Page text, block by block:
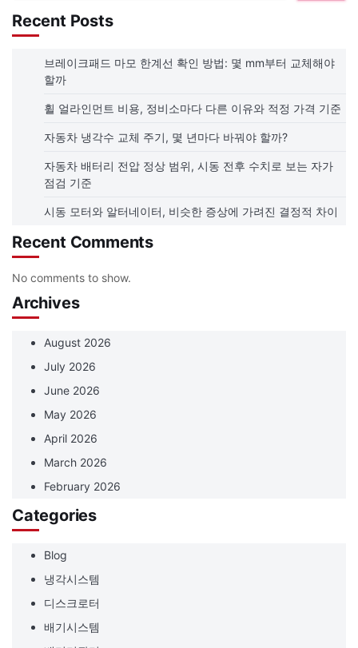
Recent Posts
브레이크패드 마모 한계선 확인 방법: 몇 mm부터 교체해야
할까
휠 얼라인먼트 비용, 정비소마다 다른 이유와 적정 가격 기준
자동차 냉각수 교체 주기, 몇 년마다 바꿔야 할까?
자동차 배터리 전압 정상 범위, 시동 전후 수치로 보는 자가
점검 기준
시동 모터와 알터네이터, 비슷한 증상에 가려진 결정적 차이
Recent Comments
No comments to show.
Archives
August 2026
July 2026
June 2026
May 2026
April 2026
March 2026
February 2026
Categories
Blog
냉각시스템
디스크로터
배기시스템